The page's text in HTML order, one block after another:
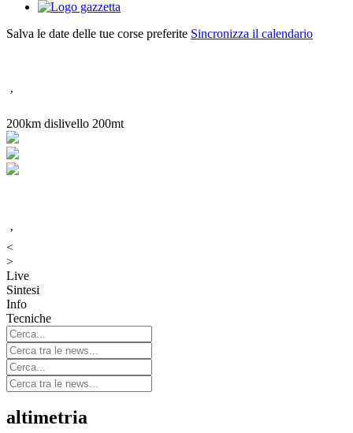
Salva le date delle tue corse preferite Sincronizza il calendario
’
200km dislivello 200mt
’
<
>
Live
Sintesi
Info
Tecniche
altimetria